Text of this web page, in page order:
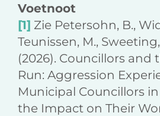
Voetnoot
[1] Zie Petersohn, B.,
Teunissen, M.,
(2026). Councillors and
Run: Aggression
Municipal Councillors
the Impact on Their